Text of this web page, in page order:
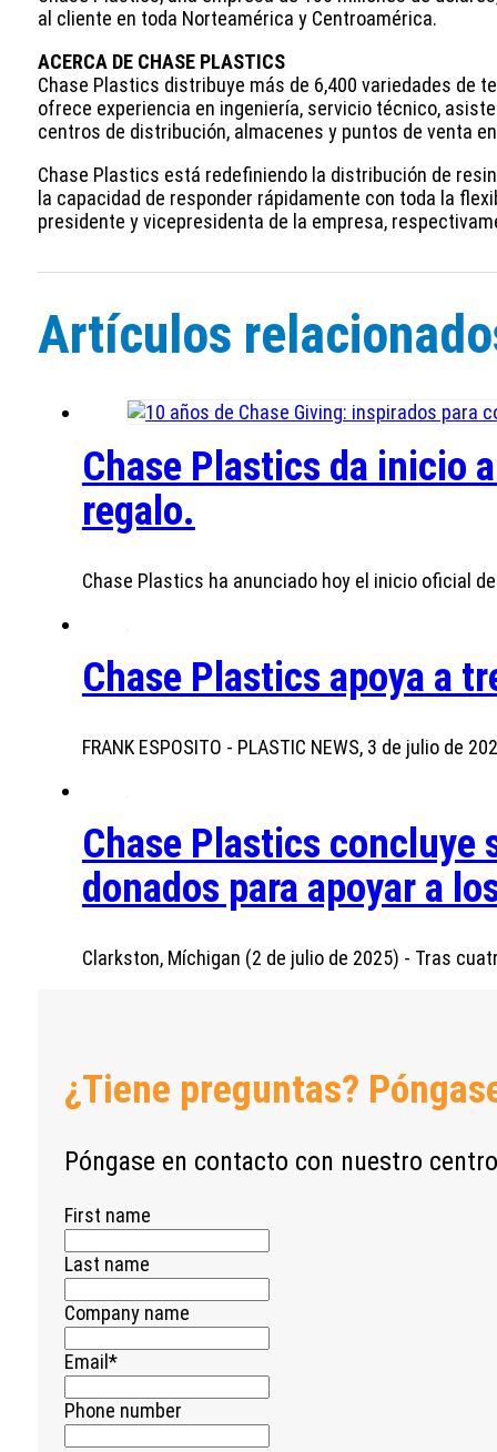
al cliente en toda Norteamérica y Centroamérica.
ACERCA DE CHASE PLASTICS
Chase Plastics distribuye más de 6,400 variedades de
ofrece experiencia en ingeniería, servicio técnico,
centros de distribución, almacenes y puntos de venta
Chase Plastics está redefiniendo la distribución de
la capacidad de responder rápidamente con toda la
presidente y vicepresidenta de la empresa,
Artículos
Chase Plastics da inicio
regalo.
Chase Plastics ha anunciado hoy el inicio oficial
Chase Plastics apoya a
FRANK ESPOSITO - PLASTIC NEWS, 3 de julio
Chase Plastics concluye
donados para apoyar a
Clarkston, Míchigan (2 de julio de 2025) - Tras
¿Tiene preguntas?
Póngase en contacto con nuestro
First name
Last name
Company name
Email *
Phone number